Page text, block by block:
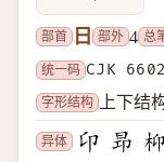
部首 日 部外 4 总
统一码 CJK
字形结构
上下结
异体